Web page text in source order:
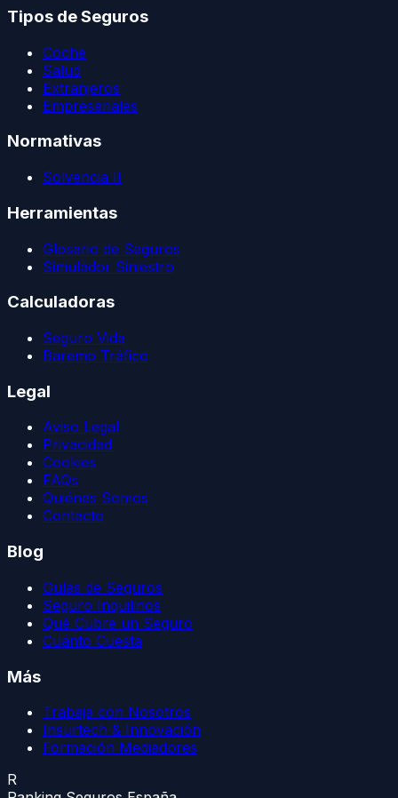
Tipos de Seguros
Coche
Salud
Extranjeros
Empresariales
Normativas
Solvencia II
Herramientas
Glosario de Seguros
Simulador Siniestro
Calculadoras
Seguro Vida
Baremo Tráfico
Legal
Aviso Legal
Privacidad
Cookies
FAQs
Quiénes Somos
Contacto
Blog
Guías de Seguros
Seguro Inquilinos
Qué Cubre un Seguro
Cuánto Cuesta
Más
Trabaja con Nosotros
Insurtech & Innovación
Formación Mediadores
R